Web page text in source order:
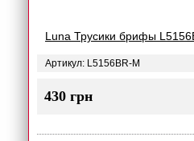
Luna Трусики брифы
Артикул: L5156BR-M
430 грн